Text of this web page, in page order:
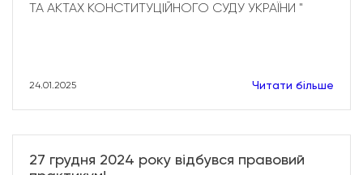
ТА АКТАХ КОНСТИТУЦІЙНОГО СУДУ УКРАЇНИ "
24.01.2025 Читати більше
27 грудня 2024 року відбувся правовий